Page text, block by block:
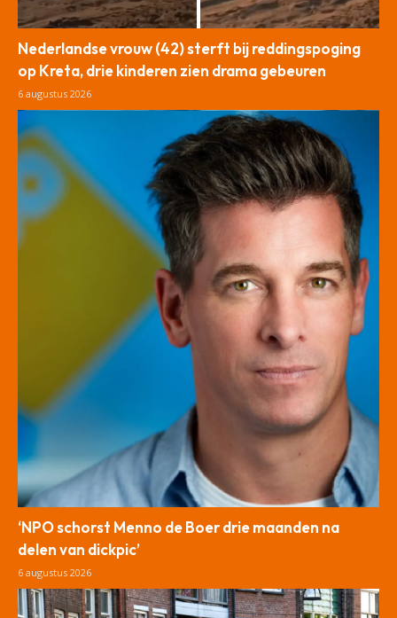
Nederlandse vrouw (42) sterft bij reddingspoging
op Kreta, drie kinderen zien drama gebeuren
6 augustus 2026
‘NPO schorst Menno de Boer drie maanden na
delen van dickpic’
6 augustus 2026